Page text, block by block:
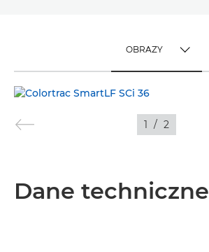
OBRAZY
OBRAZY
1 / 2
Dane techniczne